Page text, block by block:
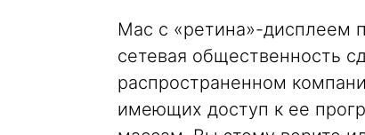
Mac c «ретина»-дисплеем
сетевая общественность
распространенном
имеющих доступ к ее